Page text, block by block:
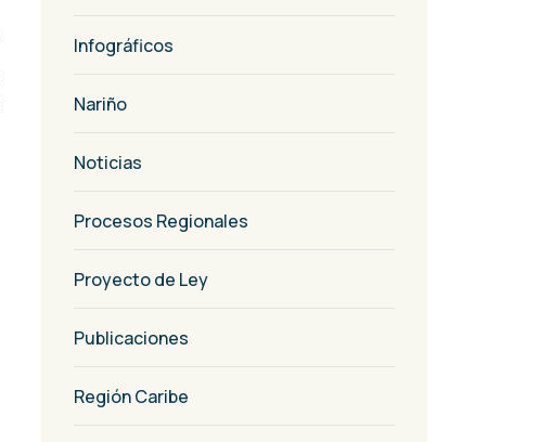
Infográficos
Nariño
Noticias
Procesos Regionales
Proyecto de Ley
Publicaciones
Región Caribe